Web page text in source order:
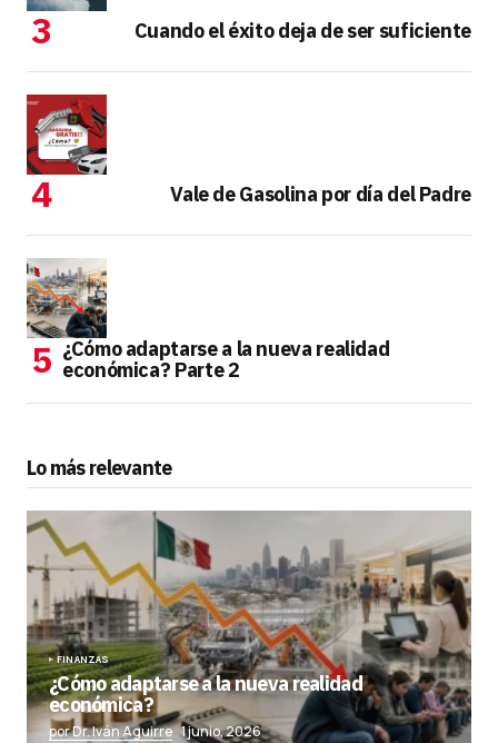
Cuando el éxito deja de ser suficiente
Vale de Gasolina por día del Padre
¿Cómo adaptarse a la nueva realidad
económica? Parte 2
Lo más relevante
FINANZAS
¿Cómo adaptarse a la nueva realidad
económica?
por Dr. Iván Aguirre 1 junio, 2026